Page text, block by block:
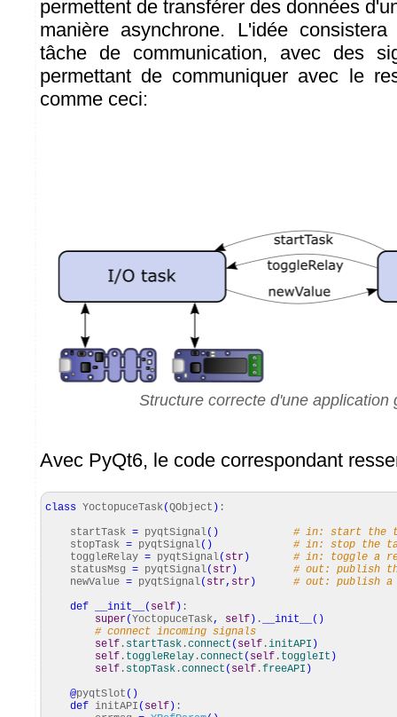
permettent de transférer des données
manière asynchrone. L'idée
tâche de communication, avec des
permettant de communiquer avec le
comme ceci:
Structure correcte d'une application
Avec PyQt6, le code correspondant
class YoctopuceTask(QObject ) :
startTask = pyqtSignal( )
# in: start the
stopTask = pyqtSignal( )
# in: stop the
toggleRelay = pyqtSignal( str )
# in: toggle a
statusMsg = pyqtSignal( str )
# out: publish
newValue = pyqtSignal( str, str )
# out: publish a
def
__init__ ( self ) :
super(YoctopuceTask, self ) . __init__ ( )
# connect incoming signals
self . startTask .connect ( self .initAPI )
self . toggleRelay .connect ( self . toggleIt )
self . stopTask .connect ( self .freeAPI )
@pyqtSlot ( )
def initAPI ( self ) :